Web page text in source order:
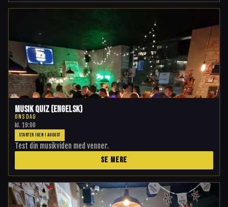
Musik Quiz (engelsk)
ONSDAG
kl. 19:00
STARTER IGEN I AUGUST
Test din musikviden med venner.
SE MERE